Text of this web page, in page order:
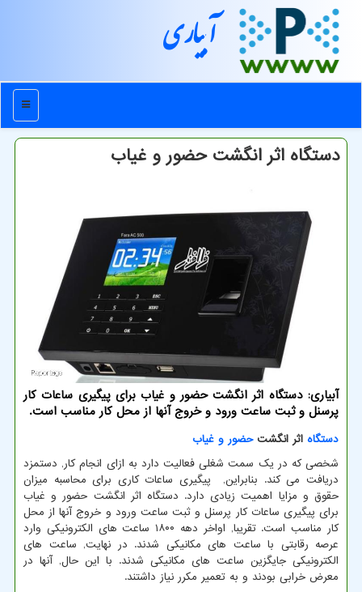
آبیاری
منو
دستگاه اثر انگشت حضور و غیاب
آبیاری: دستگاه اثر انگشت حضور و غیاب برای پیگیری ساعات کار
پرسنل و ثبت ساعت ورود و خروج آنها از محل کار مناسب است.
دستگاه اثر انگشتحضور و غیاب
شخصی که در یک سمت شغلی فعالیت دارد به ازای انجام کار, دستمزد
دریافت می کند. بنابراین, پیگیری ساعات کاری برای محاسبه میزان
حقوق و مزایا اهمیت زیادی دارد. دستگاه اثر انگشت حضور و غیاب
برای پیگیری ساعات کار پرسنل و ثبت ساعت ورود و خروج آنها از محل
کار مناسب است. تقریبا, اواخر دهه ۱۸۰۰ ساعت های الکترونیکی وارد
عرصه رقابتی با ساعت های مکانیکی شدند. در نهایت, ساعت های
الکترونیکی جایگزین ساعت های مکانیکی شدند. با این حال, آنها در
معرض خرابی بودند و به تعمیر مکرر نیاز داشتند.